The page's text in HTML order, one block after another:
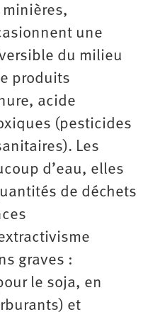
une
du milieu
produits
acide
(pesticides
Les
d’eau, elles
de déchets
graves :
le soja, en
et